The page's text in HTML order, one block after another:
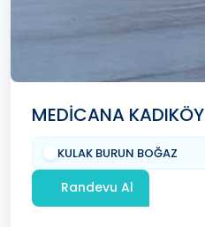
MEDİCANA KADIKÖY
KULAK BURUN BOĞAZ
Randevu Al